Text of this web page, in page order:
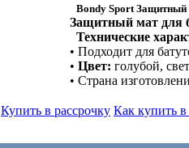
Bondy Sport Защитный
Защитный мат для
Технические
• Подходит для
• Цвет: голубой,
• Страна
Купить в рассрочку Как купить в